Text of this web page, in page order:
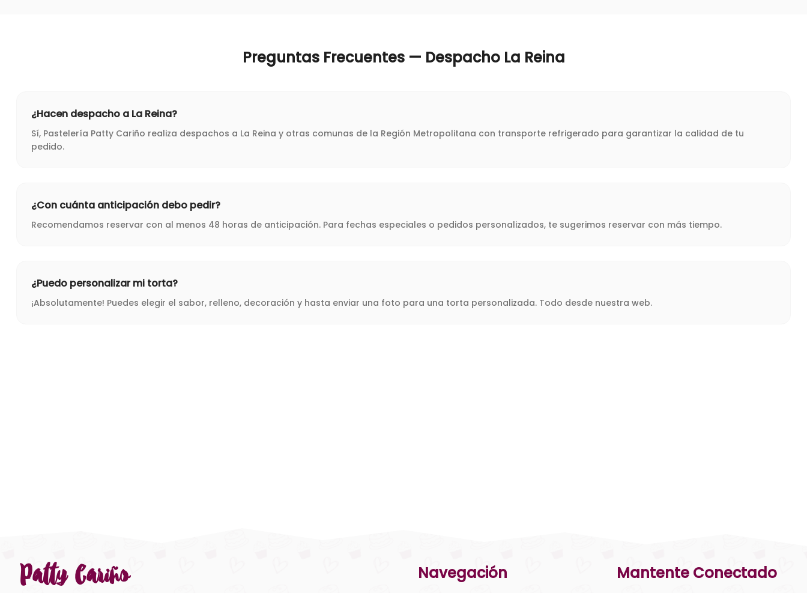
Preguntas Frecuentes — Despacho La Reina
¿Hacen despacho a La Reina?
Sí, Pastelería Patty Cariño realiza despachos a La Reina y otras comunas de la Región Metropolitana con transporte refrigerado para garantizar la calidad de tu
pedido.
¿Con cuánta anticipación debo pedir?
Recomendamos reservar con al menos 48 horas de anticipación. Para fechas especiales o pedidos personalizados, te sugerimos reservar con más tiempo.
¿Puedo personalizar mi torta?
¡Absolutamente! Puedes elegir el sabor, relleno, decoración y hasta enviar una foto para una torta personalizada. Todo desde nuestra web.
Patty Cariño Navegación Mantente Conectado